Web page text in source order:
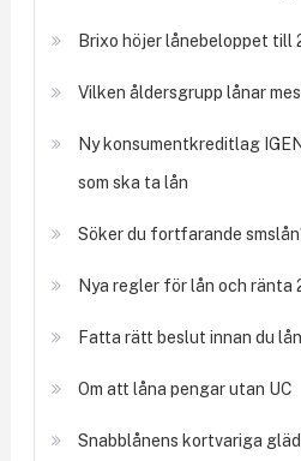
Brixo höjer lånebeloppet till
Vilken åldersgrupp lånar
Ny konsumentkreditlag
som ska ta lån
Söker du fortfarande
Nya regler för lån och ränta
Fatta rätt beslut innan du
Om att låna pengar utan UC
Snabblånens kortvariga